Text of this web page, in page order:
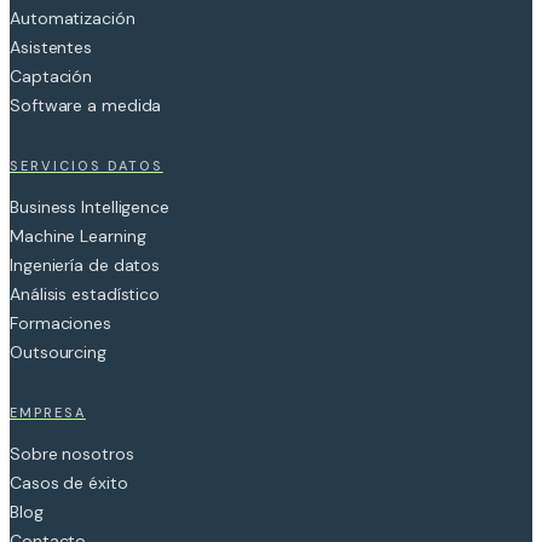
Automatización
Asistentes
Captación
Software a medida
SERVICIOS DATOS
Business Intelligence
Machine Learning
Ingeniería de datos
Análisis estadístico
Formaciones
Outsourcing
EMPRESA
Sobre nosotros
Casos de éxito
Blog